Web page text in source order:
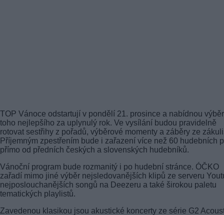
TOP Vánoce odstartují v pondělí 21. prosince a nabídnou výběr
toho nejlepšího za uplynulý rok. Ve vysílání budou pravidelně
rotovat sestřihy z pořadů, výběrové momenty a záběry ze
Příjemným zpestřením bude i zařazení více než 60 hudebních
přímo od předních českých a slovenských hudebníků.
Vánoční program bude rozmanitý i po hudební stránce. ÓČKO
zařadí mimo jiné výběr nejsledovanějších klipů ze serveru
nejposlouchanějších songů na Deezeru a také širokou paletu
tematických playlistů.
Zavedenou klasikou jsou akustické koncerty ze série G2